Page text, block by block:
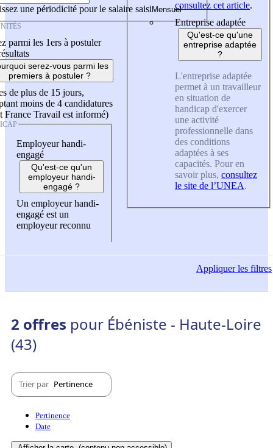
une périodicité pour le salaire saisi
parmi les 1ers à postuler
serez-vous parmi les
premiers à postuler ?
de plus de 15 jours,
moins de 4 candidatures
France Travail est informé)
Employeur handi-
engagé
Qu'est-ce qu'un
employeur handi-
engagé ?
Un employeur handi-
engagé est un
employeur reconnu
consultez cet article.
Entreprise adaptée
Qu'est-ce qu'une
entreprise adaptée
?
L'entreprise adaptée
permet à un travailleur
en situation de
handicap d'exercer
une activité
professionnelle dans
des conditions
adaptées à ses
capacités. Pour en
savoir plus, consultez
le site de l’UNEA.
Appliquerles filtres
2 offres pour Ébéniste - Haute-Loire
(43)
Trier par Pertinence
Pertinence
Date